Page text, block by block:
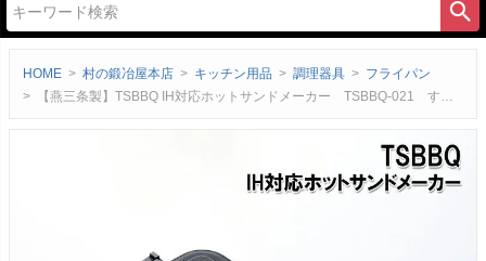
HOME 村の鍛冶屋本店 キッチン用品 調理器具
フライパン
【燕三条製】TSBBQ IH対応ホットサンドメーカー TSBBQ-021 すべての熱源対応！ ハンドル着脱可能 片面フラット仕様